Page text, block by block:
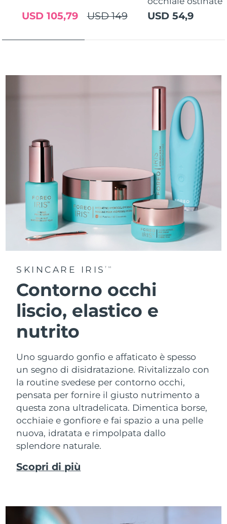
USD 149
USD 105,79 USD 54,9
SKINCARE IRISTM
Contorno occhi
liscio, elastico e
nutrito
Uno sguardo gonfio e affaticato è spesso
un segno di disidratazione. Rivitalizzalo con
la routine svedese per contorno occhi,
pensata per fornire il giusto nutrimento a
questa zona ultradelicata. Dimentica borse,
occhiaie e gonfiore e fai spazio a una pelle
nuova, idratata e rimpolpata dallo
splendore naturale.
Scopri di più